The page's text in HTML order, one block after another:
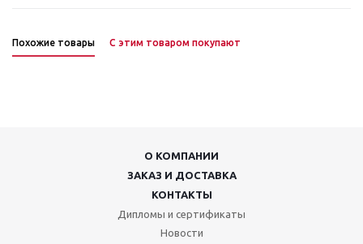
Похожие товары С этим товаром покупают
О КОМПАНИИ
ЗАКАЗ И ДОСТАВКА
КОНТАКТЫ
Дипломы и сертификаты
Новости